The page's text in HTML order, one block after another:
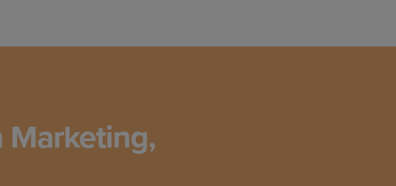
Marketing,